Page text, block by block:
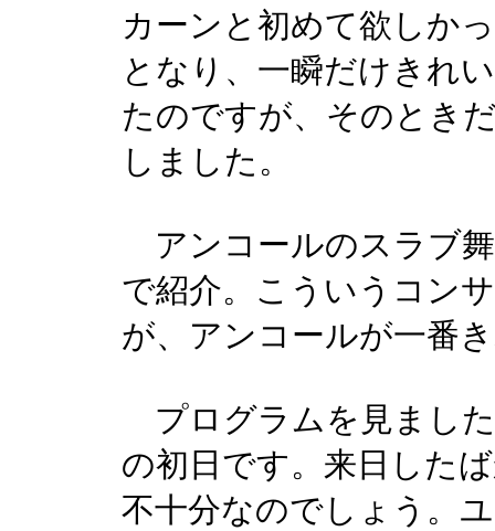
カーンと初めて欲しか
となり、一瞬だけきれ
たのですが、そのとき
しました。
アンコールのスラブ
で紹介。こういうコン
が、アンコールが一番
プログラムを見まし
の初日です。来日した
不十分なのでしょう。